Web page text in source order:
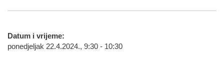
Datum i vrijeme:
ponedjeljak 22.4.2024., 9:30 - 10:30